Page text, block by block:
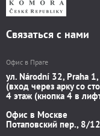
Связаться с нами
Офис в Праге
ул. Národní 32, Praha
(вход через арку со
4 этаж (кнопка 4 в
Офис в Москве
Потаповский пер., 8/